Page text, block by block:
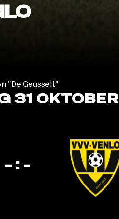
"De Geusselt"
31 OKTOBER
- : -